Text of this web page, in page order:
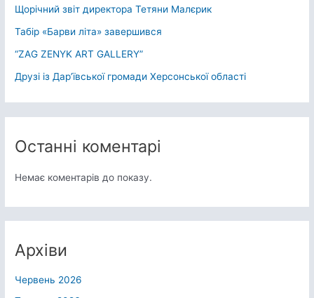
Щорічний звіт директора Тетяни Малєрик
Табір «Барви літа» завершився
“ZAG ZENYK ART GALLERY”
Друзі із Дарʼївської громади Херсонської області
Останні коментарі
Немає коментарів до показу.
Архіви
Червень 2026